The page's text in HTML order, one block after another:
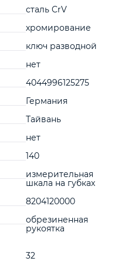
сталь CrV
хромирование
ключ разводной
нет
4044996125275
Германия
Тайвань
нет
140
измерительная
шкала на губках
8204120000
обрезиненная
рукоятка
32